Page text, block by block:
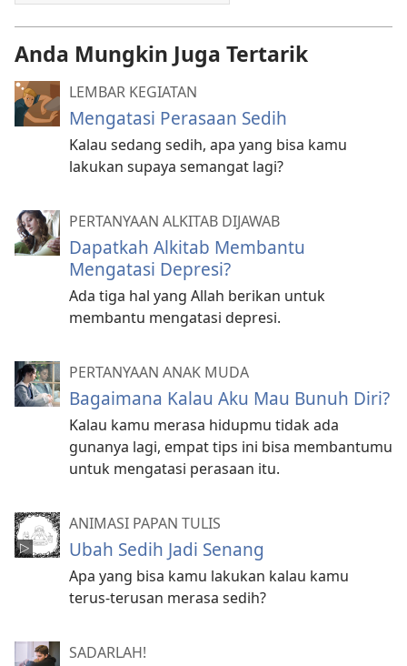
Anda Mungkin Juga Tertarik
LEMBAR KEGIATAN
Mengatasi Perasaan Sedih
Kalau sedang sedih, apa yang bisa kamu
lakukan supaya semangat lagi?
PERTANYAAN ALKITAB DIJAWAB
Dapatkah Alkitab Membantu
Mengatasi Depresi?
Ada tiga hal yang Allah berikan untuk
membantu mengatasi depresi.
PERTANYAAN ANAK MUDA
Bagaimana Kalau Aku Mau Bunuh Diri?
Kalau kamu merasa hidupmu tidak ada
gunanya lagi, empat tips ini bisa membantumu
untuk mengatasi perasaan itu.
ANIMASI PAPAN TULIS
Ubah Sedih Jadi Senang
Apa yang bisa kamu lakukan kalau kamu
terus-terusan merasa sedih?
SADARLAH!